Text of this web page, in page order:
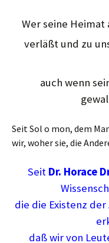
Wer seine Heimat
verläßt und zu
auch wenn
Seit Sol o mon, dem
wir, woher sie, die
Seit Dr. Horace
die die Existenz
daß wir von